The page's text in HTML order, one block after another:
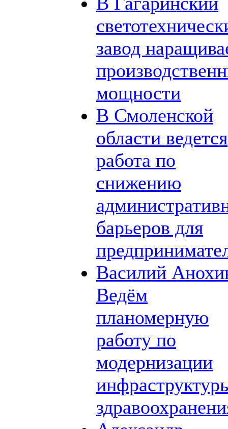
завод
мощности
В Смоленской
области ведется
работа по
снижению
барьеров для
Василий
Ведём
планомерную
работу по
модернизации